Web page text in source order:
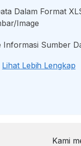
Dalam Format
image
Informasi Sumber
Lihat Lebih Lengkap
Kami